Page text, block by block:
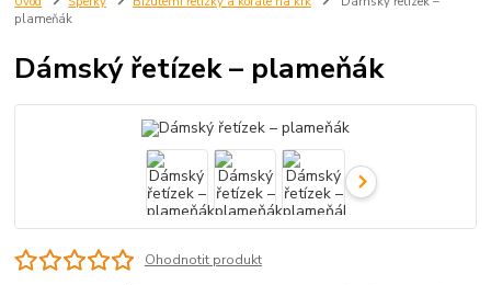
plameňák
Dámský řetízek – plameňák
Ohodnotit produkt